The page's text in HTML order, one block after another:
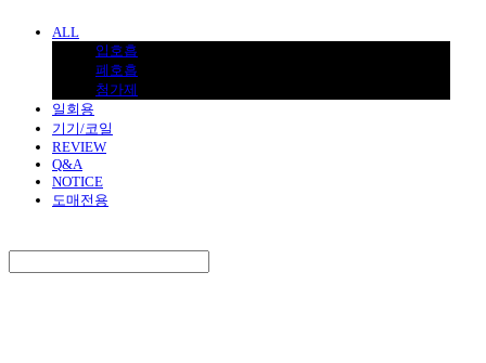
ALL
입호흡
폐호흡
첨가제
일회용
기기/코일
REVIEW
Q&A
NOTICE
도매전용